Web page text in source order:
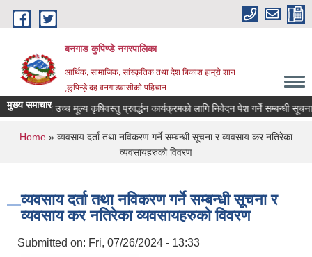
Skip to main content
बनगाड कुपिण्डे नगरपालिका
आर्थिक, सामाजिक, सांस्कृतिक तथा देश बिकाश हाम्रो शान
,कुपिन्ड़े दह वनगाडवासीको पहिचान
मुख्य समाचार
लगानीमा उच्च मूल्य कृषिवस्तु प्रवर्द्धन कार्यक्रमको लागि निवेदन पेश गर्ने सम्बन्धी सूचना।
You are here
Home » व्यवसाय दर्ता तथा नविकरण गर्ने सम्बन्धी सूचना र व्यवसाय कर नतिरेका
व्यवसायहरुको विवरण
व्यवसाय दर्ता तथा नविकरण गर्ने सम्बन्धी सूचना र
व्यवसाय कर नतिरेका व्यवसायहरुको विवरण
Submitted on: Fri, 07/26/2024 - 13:33